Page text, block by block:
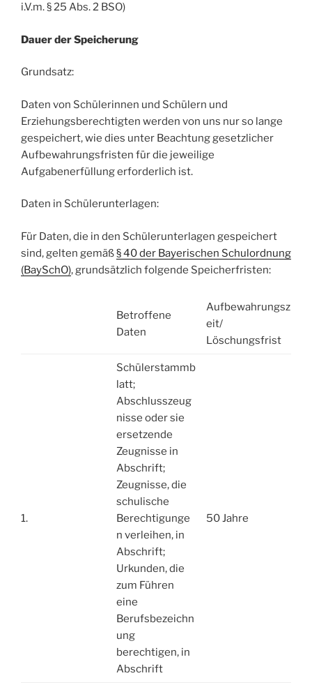
i.V.m. § 25 Abs. 2 BSO)
Dauer der Speicherung
Grundsatz:
Daten von Schülerinnen und Schülern und
Erziehungsberechtigten werden von uns nur so lange
gespeichert, wie dies unter Beachtung gesetzlicher
Aufbewahrungsfristen für die jeweilige
Aufgabenerfüllung erforderlich ist.
Daten in Schülerunterlagen:
Für Daten, die in den Schülerunterlagen gespeichert
sind, gelten gemäß§ 40 der Bayerischen Schulordnung
(BaySchO), grundsätzlich folgende Speicherfristen:
Betroffene
Daten
Aufbewahrungsz
eit/
Löschungsfrist
1.
Schülerstammb
latt;
Abschlusszeug
nisse oder sie
ersetzende
Zeugnisse in
Abschrift;
Zeugnisse, die
schulische
Berechtigunge
n verleihen, in
Abschrift;
Urkunden, die
zum Führen
eine
Berufsbezeichn
ung
berechtigen, in
Abschrift
50 Jahre